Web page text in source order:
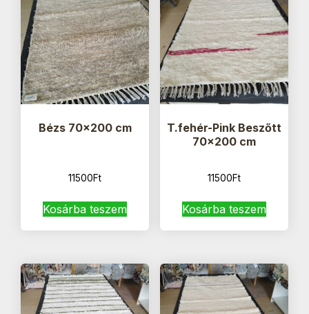
Bézs 70×200 cm
11500Ft
Kosárba teszem
T.fehér-Pink Beszőtt
70×200 cm
11500Ft
Kosárba teszem